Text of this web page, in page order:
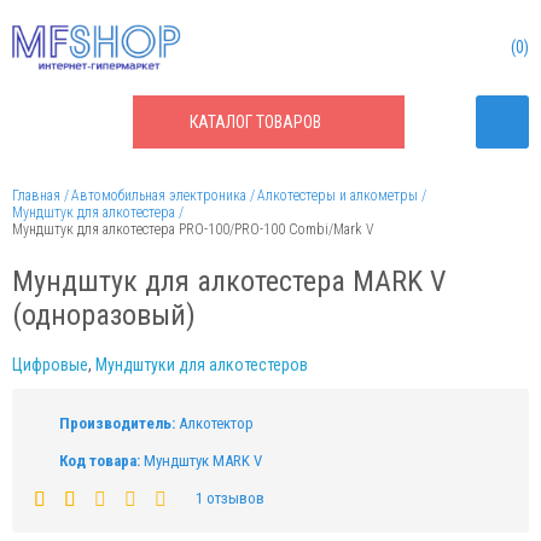
КАТАЛОГТОВАРОВ
0
Главная Автомобильная электроника
Алкотестеры и алкометры
Мундштук для алкотестера
Мундштук для алкотестера PRO-100/PRO-100 Combi/Mark V
Мундштук для алкотестера MARK V
(одноразовый)
Цифровые, Мундштуки для алкотестеров
Производитель: Алкотектор
Код товара: Мундштук MARK V
1 отзывов